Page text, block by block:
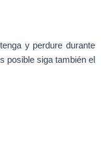
y perdure durante
posible siga también el